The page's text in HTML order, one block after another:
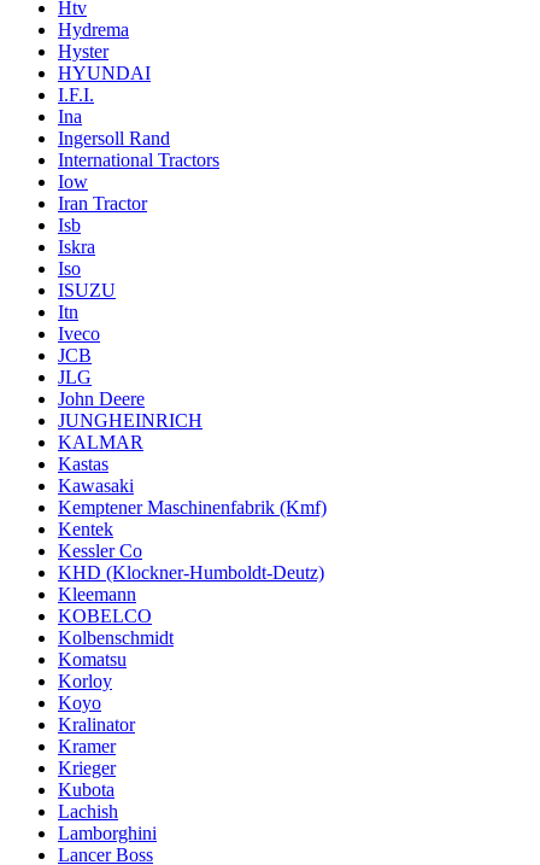
Htv
Hydrema
Hyster
HYUNDAI
I.F.I.
Ina
Ingersoll Rand
International Tractors
Iow
Iran Tractor
Isb
Iskra
Iso
ISUZU
Itn
Iveco
JCB
JLG
John Deere
JUNGHEINRICH
KALMAR
Kastas
Kawasaki
Kemptener Maschinenfabrik (Kmf)
Kentek
Kessler Co
KHD (Klockner-Humboldt-Deutz)
Kleemann
KOBELCO
Kolbenschmidt
Komatsu
Korloy
Koyo
Kralinator
Kramer
Krieger
Kubota
Lachish
Lamborghini
Lancer Boss